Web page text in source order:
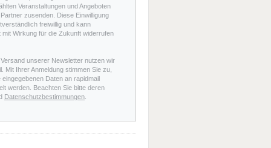
Veranstaltungen und Angeboten
zusenden. Diese Einwilligung
freiwillig und kann
mit Wirkung für die Zukunft widerrufen
Versand unserer Newsletter nutzen wir
Mit Ihrer Anmeldung stimmen Sie zu,
eingegebenen Daten an rapidmail
werden. Beachten Sie bitte deren
Datenschutzbestimmungen